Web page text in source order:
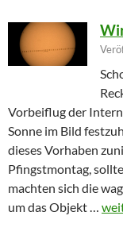
Vorbeiflug der
Sonne im Bild
dieses Vorhaben
Pfingstmontag,
machten sich die
um das Objekt … Wir